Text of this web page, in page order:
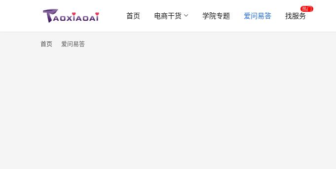
首页 电商干货 学院专题 爱问易答 找服务
首页 爱问易答